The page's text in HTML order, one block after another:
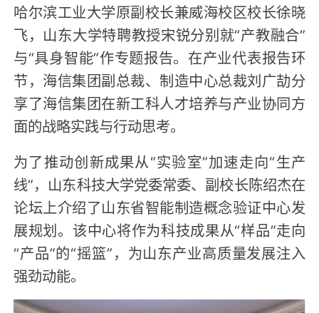
哈尔滨工业大学原副校长兼威海校区校长徐晓
飞，山东大学特聘教授宋锐分别就“产教融合”
与“具身智能”作专题报告。在产业代表报告环
节，海信集团副总裁、制造中心总裁刘广劼分
享了海信集团在新工科人才培养与产业协同方
面的战略实践与行动思考。
为了推动创新成果从“实验室”加速走向“生产
线”，山东科技大学党委常委、副校长陈绍杰在
论坛上介绍了山东省智能制造概念验证中心发
展规划。该中心将作为科技成果从“样品”走向
“产品”的“摇篮”，为山东产业高质量发展注入
强劲动能。